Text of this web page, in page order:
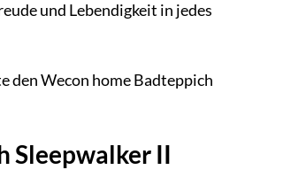
und Lebendigkeit in jedes
den Wecon home Badteppich
Sleepwalker II